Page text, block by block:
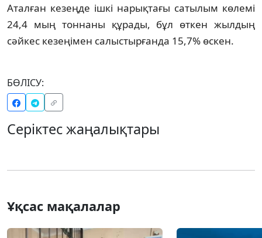
Аталған кезеңде ішкі нарықтағы сатылым көлемі
24,4 мың тоннаны құрады, бұл өткен жылдың
сәйкес кезеңімен салыстырғанда 15,7% өскен.
БӨЛІСУ:
Серіктес жаңалықтары
Ұқсас мақалалар